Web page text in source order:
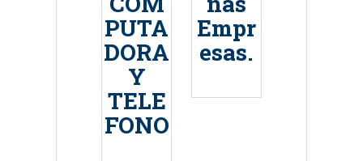
PUTA
DORA
Y
TELE
FONO
Empr
esas.